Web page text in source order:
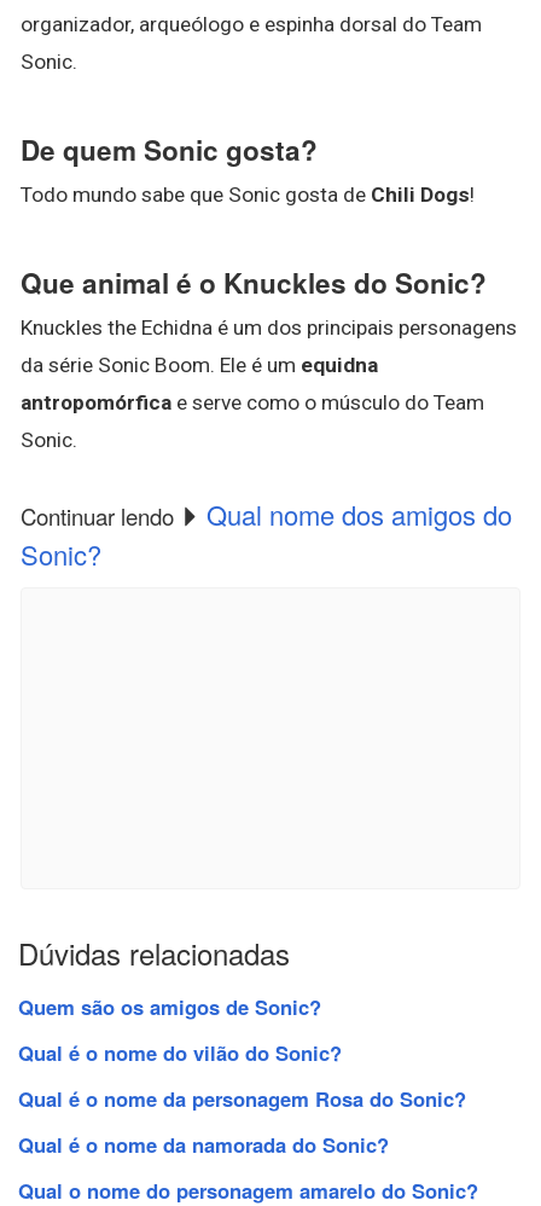
organizador, arqueólogo e espinha dorsal do Team
Sonic.
De quem Sonic gosta?
Todo mundo sabe que Sonic gosta de Chili Dogs!
Que animal é o Knuckles do Sonic?
Knuckles the Echidna é um dos principais personagens
da série Sonic Boom. Ele é um equidna
antropomórfica e serve como o músculo do Team
Sonic.
Continuar lendo
Qual nome dos amigos do
Sonic?
Dúvidas relacionadas
Quem são os amigos de Sonic?
Qual é o nome do vilão do Sonic?
Qual é o nome da personagem Rosa do Sonic?
Qual é o nome da namorada do Sonic?
Qual o nome do personagem amarelo do Sonic?